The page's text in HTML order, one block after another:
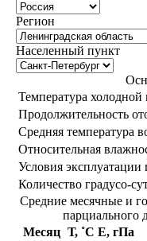
Регион
Населенный пункт
Температура холодной
Продолжительность
Средняя температура
Относительная
Условия
Количество градусо-
Средние месячные и
парциального
Месяц Т, ˚С E, гПа